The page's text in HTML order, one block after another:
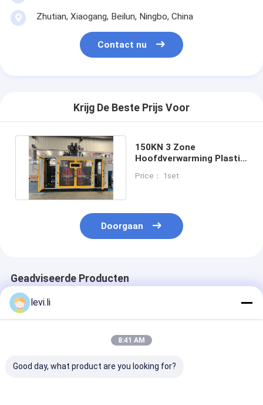
Zhutian, Xiaogang, Beilun, Ningbo, China
Contact nu
Krijg De Beste Prijs Voor
150KN 3 Zone
Hoofdverwarming Plastic
Machine
Price： 1set
Doorgaan
Geadviseerde Producten
levi.li
8:41 AM
Good day, what product are you looking for?